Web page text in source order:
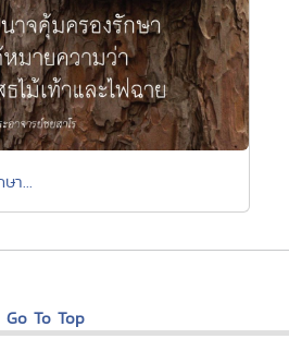
า...
Go To Top